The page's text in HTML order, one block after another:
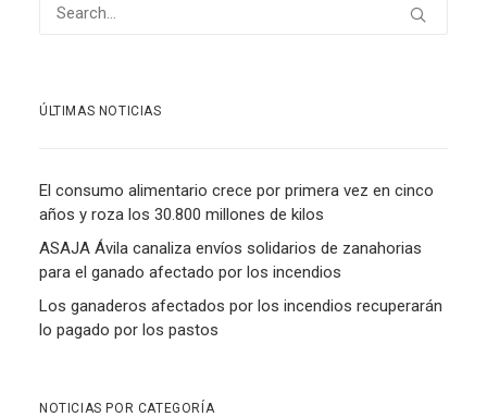
ÚLTIMAS NOTICIAS
El consumo alimentario crece por primera vez en cinco
años y roza los 30.800 millones de kilos
ASAJA Ávila canaliza envíos solidarios de zanahorias
para el ganado afectado por los incendios
Los ganaderos afectados por los incendios recuperarán
lo pagado por los pastos
NOTICIAS POR CATEGORÍA